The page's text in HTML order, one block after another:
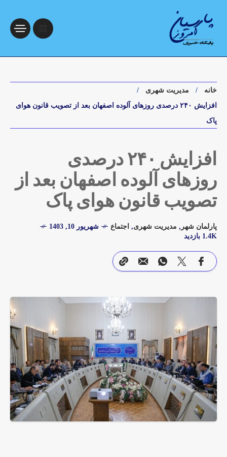
خانه
مدیریت شهری
افزایش ۲۴۰ درصدی روزهای آلوده اصفهان بعد از تصویب قانون هوای
پاک
افزایش ۲۴۰ درصدی
روزهای آلوده اصفهان بعد از
تصویب قانون هوای پاک
پارلمان شهر , مدیریت شهری, اجتماع
شهریور 10, 1403
1.4K بازدید